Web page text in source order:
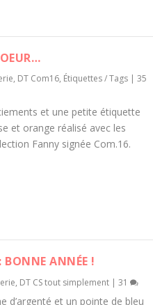
, DT Com16, Étiquettes / Tags| 35
et une petite étiquette
et orange réalisé avec les
Fanny signée Com.16.
ANNÉE !
, DT CS tout simplement| 31
d’argenté et un pointe de bleu